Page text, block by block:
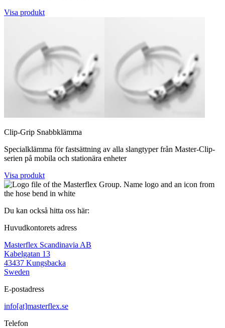
Visa produkt
Clip-Grip Snabbklämma
Specialklämma för fastsättning av alla slangtyper från Master-Clip-
serien på mobila och stationära enheter
Visa produkt
Du kan också hitta oss här:
Huvudkontorets adress
Masterflex Scandinavia AB
Kabelgatan 13
43437 Kungsbacka
Sweden
E-postadress
info[at]masterflex.se
Telefon